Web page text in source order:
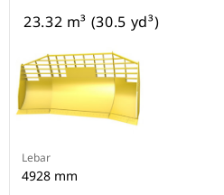
23.32 m³ (30.5 yd³)
Lebar
4928 mm